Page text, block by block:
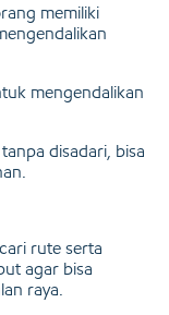
memiliki
mengendalikan
disadari, bisa
rute serta
agar bisa
raya.